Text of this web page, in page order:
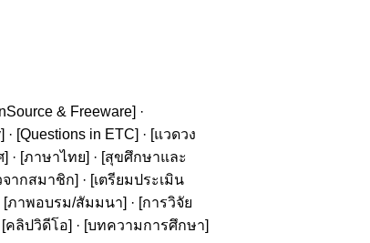
& Freeware] ·
] · [Questions in ETC] · [แวดวง
] · [ภาษาไทย] · [สุขศึกษาและ
จากสมาชิก] · [เตรียมประเมิน
[ภาพอบรม/สัมมนา] · [การวิจัย
[คลิปวิดีโอ] · [บทความการศึกษา]